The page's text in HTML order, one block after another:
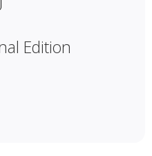
Edition